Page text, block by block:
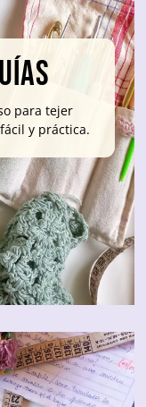
para tejer
y práctica.